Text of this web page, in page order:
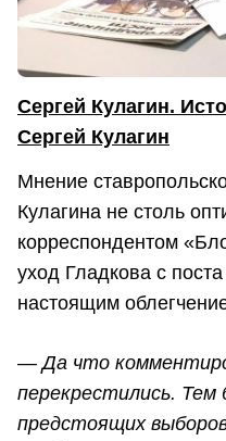
Сергей Кулагин.
Сергей Кулагин
Мнение
Кулагина не столь
корреспондентом
уход Гладкова с
настоящим
— Да что
перекрестились. Тем
предстоящих